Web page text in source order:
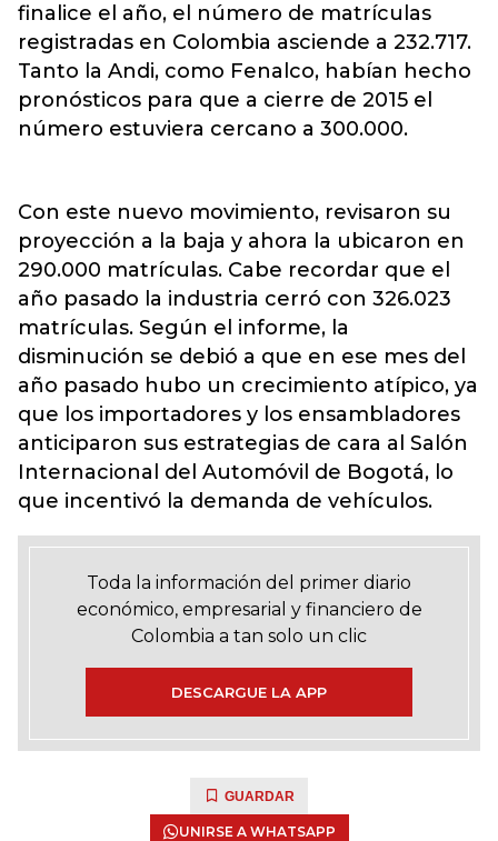
finalice el año, el número de matrículas
registradas en Colombia asciende a 232.717.
Tanto la Andi, como Fenalco, habían hecho
pronósticos para que a cierre de 2015 el
número estuviera cercano a 300.000.
Con este nuevo movimiento, revisaron su
proyección a la baja y ahora la ubicaron en
290.000 matrículas. Cabe recordar que el
año pasado la industria cerró con 326.023
matrículas. Según el informe, la
disminución se debió a que en ese mes del
año pasado hubo un crecimiento atípico, ya
que los importadores y los ensambladores
anticiparon sus estrategias de cara al Salón
Internacional del Automóvil de Bogotá, lo
que incentivó la demanda de vehículos.
Toda la información del primer diario
económico, empresarial y financiero de
Colombia a tan solo un clic
DESCARGUE LA APP
GUARDAR
UNIRSE A WHATSAPP